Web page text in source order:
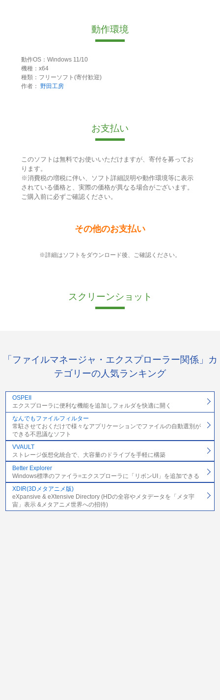
動作環境
動作OS：Windows 11/10
機種：x64
種類：フリーソフト(寄付歓迎)
作者： 野田工房
お支払い
このソフトは無料でお使いいただけますが、寄付を募ってお
ります。
※消費税の増税に伴い、ソフト詳細説明や動作環境等に表示
されている価格と、実際の価格が異なる場合がございます。
ご購入前に必ずご確認ください。
その他のお支払い
※詳細はソフトをダウンロード後、ご確認ください。
スクリーンショット
「ファイルマネージャ・エクスプローラー関係」カ
テゴリーの人気ランキング
OSPEII
エクスプローラに便利な機能を追加しフォルダを快適に開く
なんでもファイルフィルター
常駐させておくだけで様々なアプリケーションでファイルの自動選別が
できる不思議なソフト
VVAULT
ストレージ仮想化統合で、大容量のドライブを手軽に構築
Better Explorer
Windows標準のファイラ=エクスプローラに「リボンUI」を追加できる
XDIR(3Dメタアニメ版)
eXpansive & eXtensive Directory (HDの全容やメタデータを「メタ宇
宙」表示 &メタアニメ世界への招待)